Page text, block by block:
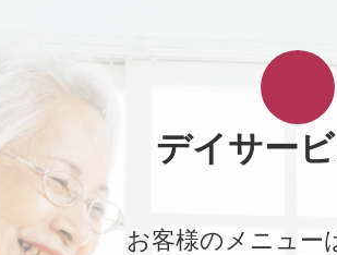
デイサー
お客様のメニュー